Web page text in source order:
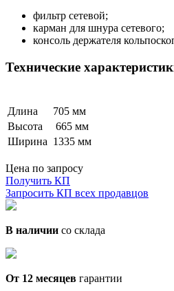
фильтр сетевой;
карман для шнура сетевого;
консоль держателя
Технические
Длина
705 мм
Высота
665 мм
Ширина 1335 мм
Цена по запросу
Получить КП
Запросить КП всех продавцов
В наличии со склада
От 12 месяцев гарантии